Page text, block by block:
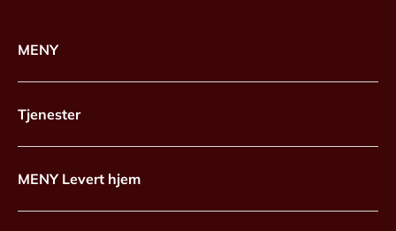
MENY
Tjenester
MENY Levert hjem